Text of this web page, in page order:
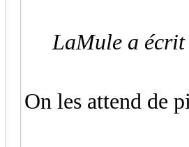
LaMule a écrit
On les attend de